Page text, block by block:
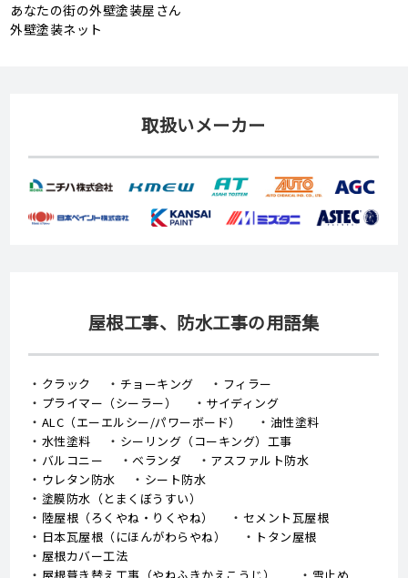
あなたの街の外壁塗装屋さん
外壁塗装ネット
取扱いメーカー
屋根工事、防水工事の用語集
クラック チョーキング
フィラー
プライマー（シーラー）
サイディング
ALC（エーエルシー/パワーボード）
油性塗料
水性塗料
シーリング（コーキング）工事
バルコニー
ベランダ
アスファルト防水
ウレタン防水
シート防水
塗膜防水（とまくぼうすい）
陸屋根（ろくやね・りくやね）
セメント瓦屋根
日本瓦屋根（にほんがわらやね）
トタン屋根
屋根カバー工法